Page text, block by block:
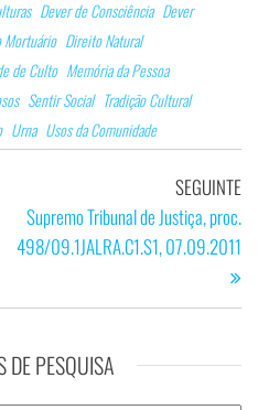
Dever de Consciência Dever
Mortuário Direito Natural
de Culto Memória da Pessoa
Sentir Social Tradição Cultural
Urna Usos da Comunidade
SEGUINTE
Supremo Tribunal de Justiça, proc.
498/09.1JALRA.C1.S1, 07.09.2011
DE PESQUISA